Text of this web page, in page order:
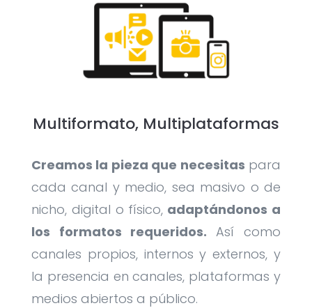
Multiformato, Multiplataformas
Creamos la pieza que necesitas para
cada canal y medio, sea masivo o de
nicho, digital o físico, adaptándonos a
los formatos requeridos.Así como
canales propios, internos y externos, y
la presencia en canales, plataformas y
medios abiertos a público.